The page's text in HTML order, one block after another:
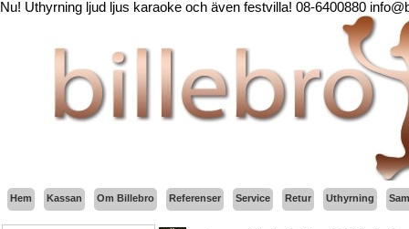
Nu! Uthyrning ljud ljus karaoke och även festvilla! 08-6400880
Hem Kassan Om Billebro Referenser Service Retur Uthyrning